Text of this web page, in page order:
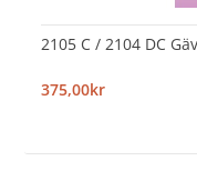
2105 C / 2104 DC
375,00kr